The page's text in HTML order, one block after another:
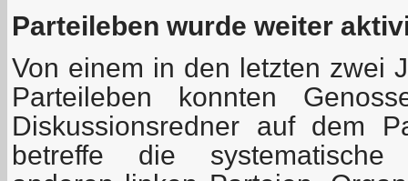
Parteileben wurde weiter
Von einem in den letzten zwei
Parteileben konnten
Diskussionsredner auf dem
betreffe die systematische